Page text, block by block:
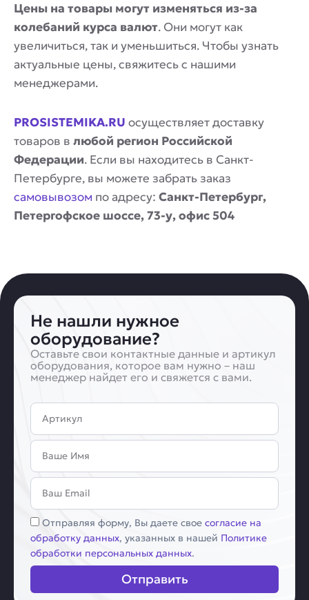
Цены на товары могут изменяться из-за
колебаний курса валют. Они могут как
увеличиться, так и уменьшиться. Чтобы узнать
актуальные цены, свяжитесь с нашими
менеджерами.
PROSISTEMIKA.RU осуществляет доставку
товаров в любой регион Российской
Федерации. Если вы находитесь в Санкт-
Петербурге, вы можете забрать заказ
самовывозом по адресу: Санкт-Петербург,
Петергофское шоссе, 73-у, офис 504
Не нашли нужное
оборудование?
Оставьте свои контактные данные и артикул
оборудования, которое вам нужно – наш
менеджер найдет его и свяжется с вами.
Артикул
Имя
Email
Соглашение
Отправляя форму, Вы даете свое согласие на
обработку данных, указанных в нашей Политике
обработки персональных данных.
Отправить